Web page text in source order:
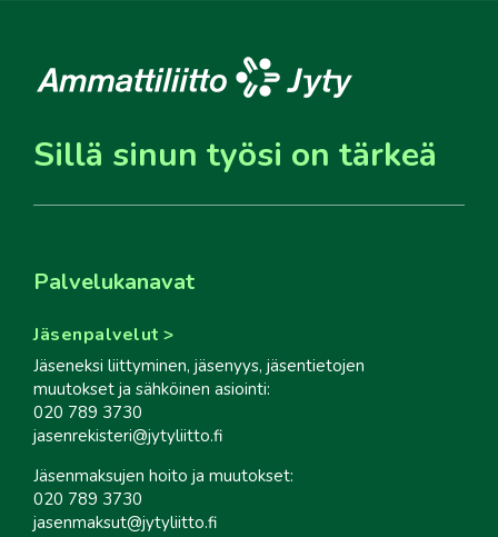
Sillä sinun työsi on tärkeä
Palvelukanavat
Jäsenpalvelut
Jäseneksi liittyminen, jäsenyys, jäsentietojen
muutokset ja sähköinen asiointi:
020 789 3730
jasenrekisteri@jytyliitto.fi
Jäsenmaksujen hoito ja muutokset:
020 789 3730
jasenmaksut@jytyliitto.fi